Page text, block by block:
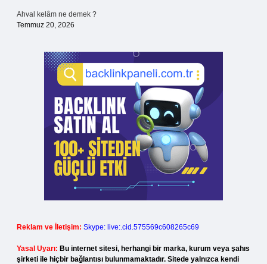
Ahval kelâm ne demek ?
Temmuz 20, 2026
Reklam ve İletişim: Skype: live:.cid.575569c608265c69
Yasal Uyarı: Bu internet sitesi, herhangi bir marka, kurum veya şahıs
şirketi ile hiçbir bağlantısı bulunmamaktadır. Sitede yalnızca kendi